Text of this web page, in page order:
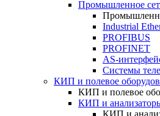
Промышленное
Industrial
PROFIBUS
PROFINET
AS-
Системы
КИП и полевое
КИП и полевое
КИП и
КИП и